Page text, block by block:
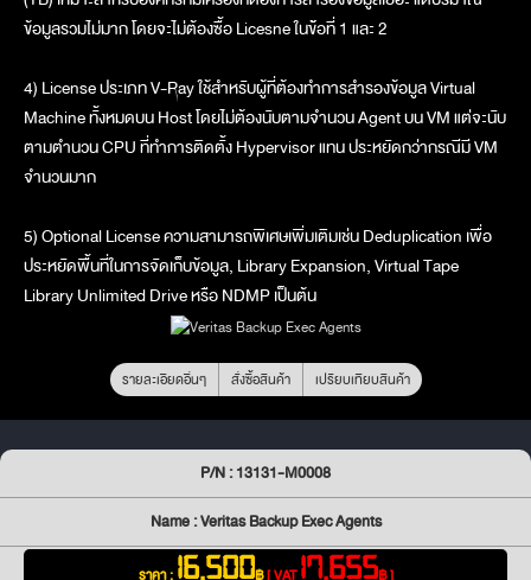
ข้อมูลรวมไม่มาก โดยจะไม่ต้องซื้อ Licesne ในข้้อที่ 1 และ 2
4) License ประเภท V-Ray ใช้สำหรับผู้ที่ต้องทำการสำรองข้อมูล Virtual
Machine ทั้งหมดบน Host โดยไม่ต้องนับตามจำนวน Agent บน VM แต่จะนับ
ตามตำนวน CPU ที่ทำการติดตั้ง Hypervisor แทน ประหยัดกว่ากรณีมี VM
จำนวนมาก
5) Optional License ความสามารถพิเศษเพิ่มเติมเช่น Deduplication เพื่อ
ประหยัดพื้นที่ในการจัดเก็บข้อมูล, Library Expansion, Virtual Tape
Library Unlimited Drive หรือ NDMP เป็นต้น
รายละเอียดอื่นๆ สั่งซื้อสินค้า เปรียบเทียบสินค้า
P/N : 13131-M0008
Name : Veritas Backup Exec Agents
ราคา : 16,500฿[ VAT17,655฿ ]